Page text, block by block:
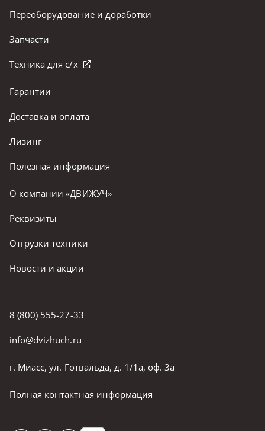
8 (800) 555-27-33
info@dvizhuch.ru
г. Миасс, ул. Готвальда, д. 1/1а, оф. 3а
Полная контактная информация
Переоборудование и доработки
Запчасти
Техника для с/х
Гарантии
Доставка и оплата
Лизинг
Полезная информация
О компании «ДВИЖУЧ»
Реквизиты
Отгрузки техники
Новости и акции